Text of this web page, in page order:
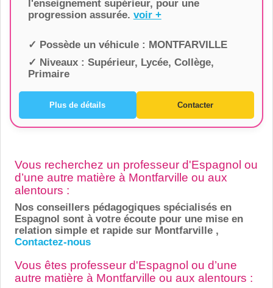
l'enseignement supérieur, pour une
progression assurée. voir +
✓ Possède un véhicule : MONTFARVILLE
✓ Niveaux : Supérieur, Lycée, Collège,
Primaire
Plus de détails Contacter
Vous recherchez un professeur d'Espagnol ou
d’une autre matière à Montfarville ou aux
alentours :
Nos conseillers pédagogiques spécialisés en
Espagnol sont à votre écoute pour une mise en
relation simple et rapide sur Montfarville ,
Contactez-nous
Vous êtes professeur d'Espagnol ou d’une
autre matière à Montfarville ou aux alentours :